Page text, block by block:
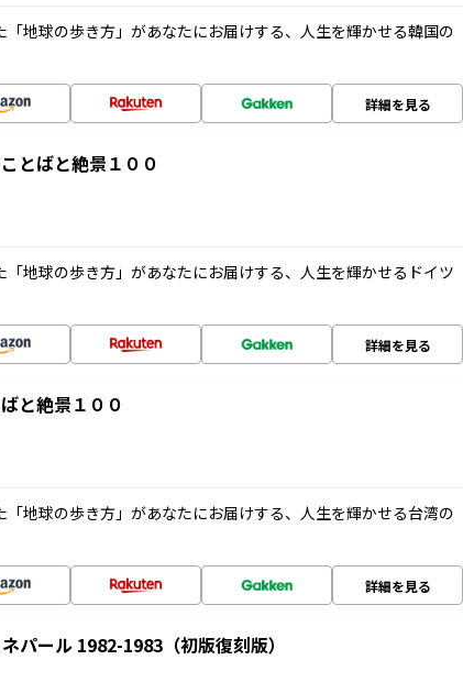
地球の歩き方」があなたにお届けする、人生を輝かせる韓国の
詳細を見る
とばと絶景１００
地球の歩き方」があなたにお届けする、人生を輝かせるドイツ
詳細を見る
と絶景１００
地球の歩き方」があなたにお届けする、人生を輝かせる台湾の
詳細を見る
パール 1982-1983（初版復刻版）